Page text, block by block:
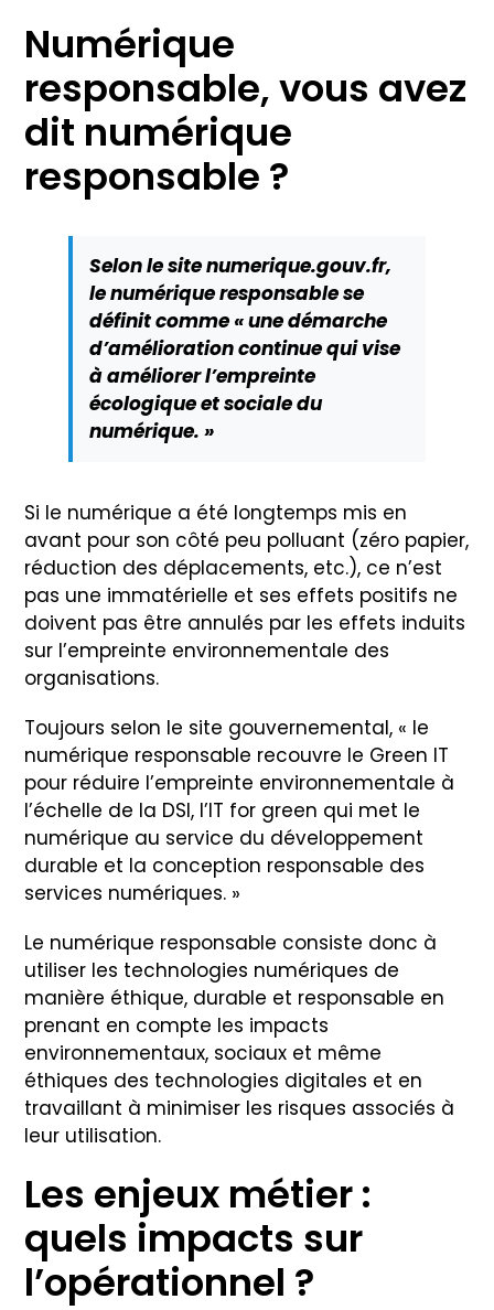
Numérique
responsable, vous avez
dit numérique
responsable ?
Selon le site numerique.gouv.fr,
le numérique responsable se
définit comme « une démarche
d’amélioration continue qui vise
à améliorer l’empreinte
écologique et sociale du
numérique. »
Si le numérique a été longtemps mis en
avant pour son côté peu polluant (zéro papier,
réduction des déplacements, etc.), ce n’est
pas une immatérielle et ses effets positifs ne
doivent pas être annulés par les effets induits
sur l’empreinte environnementale des
organisations.
Toujours selon le site gouvernemental, « le
numérique responsable recouvre le Green IT
pour réduire l’empreinte environnementale à
l’échelle de la DSI, l’IT for green qui met le
numérique au service du développement
durable et la conception responsable des
services numériques. »
Le numérique responsable consiste donc à
utiliser les technologies numériques de
manière éthique, durable et responsable en
prenant en compte les impacts
environnementaux, sociaux et même
éthiques des technologies digitales et en
travaillant à minimiser les risques associés à
leur utilisation.
Les enjeux métier :
quels impacts sur
l’opérationnel ?